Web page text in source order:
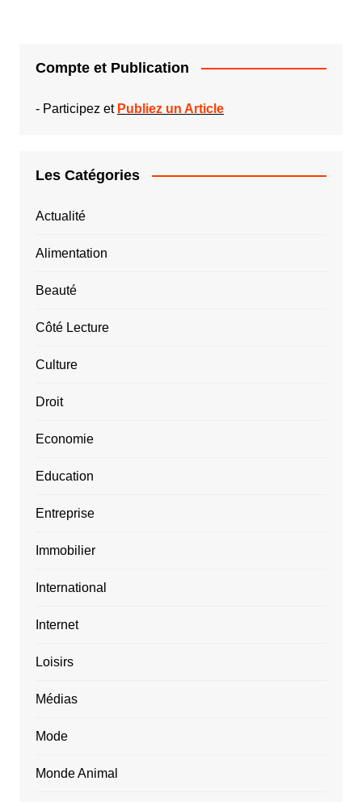
Compte et Publication
- Participez et Publiez un Article
Les Catégories
Actualité
Alimentation
Beauté
Côté Lecture
Culture
Droit
Economie
Education
Entreprise
Immobilier
International
Internet
Loisirs
Médias
Mode
Monde Animal